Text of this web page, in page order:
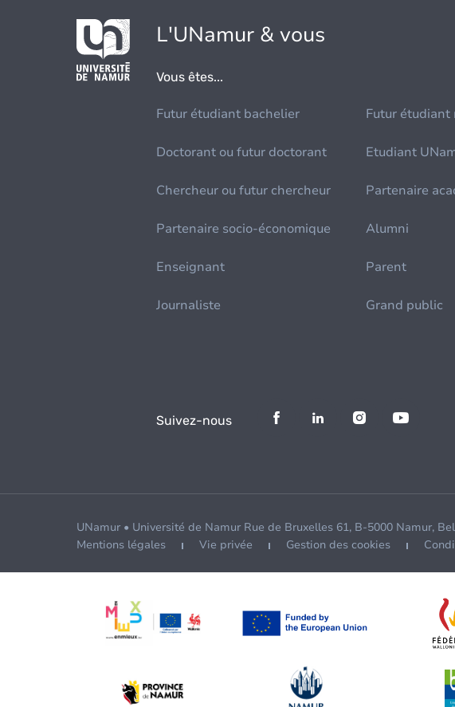
L'UNamur & vous
Vous êtes...
Futur étudiant bachelier Futur étudiant
Doctorant ou futur doctorant Etudiant
Chercheur ou futur chercheur Partenaire
Partenaire socio-économique Alumni
Enseignant Parent
Journaliste Grand public
Suivez-nous
UNamur • Université de Namur Rue de Bruxelles 61, B-5000 Namur,
Mentions légales
Vie privée Gestion des cookies